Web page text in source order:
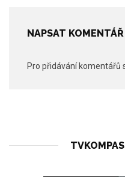
NAPSAT KOMENTÁŘ
Pro přidávání komentářů